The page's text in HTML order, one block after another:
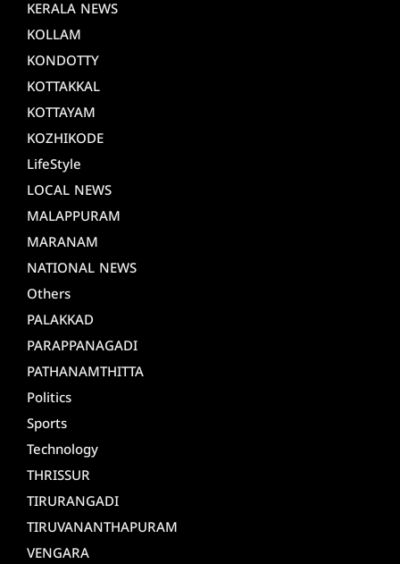
KERALA NEWS
KOLLAM
KONDOTTY
KOTTAKKAL
KOTTAYAM
KOZHIKODE
LifeStyle
LOCAL NEWS
MALAPPURAM
MARANAM
NATIONAL NEWS
Others
PALAKKAD
PARAPPANAGADI
PATHANAMTHITTA
Politics
Sports
Technology
THRISSUR
TIRURANGADI
TIRUVANANTHAPURAM
VENGARA